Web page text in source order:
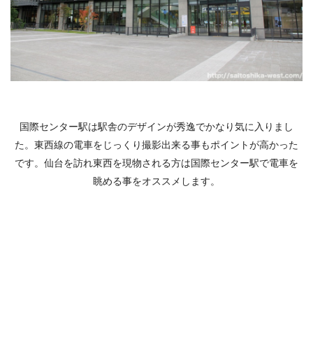
国際センター駅は駅舎のデザインが秀逸でかなり気に入りまし
た。東西線の電車をじっくり撮影出来る事もポイントが高かった
です。仙台を訪れ東西を現物される方は国際センター駅で電車を
眺める事をオススメします。